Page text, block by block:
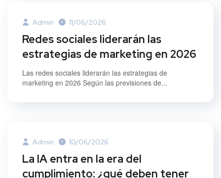
Admin 11/06/2026
Redes sociales liderarán las
estrategias de marketing en 2026
Las redes sociales liderarán las estrategias de
marketing en 2026 Según las previsiones de...
Admin 10/06/2026
La IA entra en la era del
cumplimiento: ¿qué deben tener